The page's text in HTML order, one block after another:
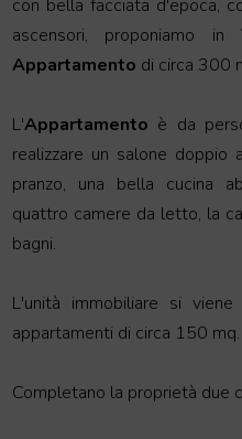
con bella facciata d'epoca,
ascensori, proponiamo in
Appartamento di circa 300
L'Appartamento è da
realizzare un salone doppio
pranzo, una bella cucina
quattro camere da letto, la
bagni.
L'unità immobiliare si
appartamenti di circa 150 mq.
Completano la proprietà due